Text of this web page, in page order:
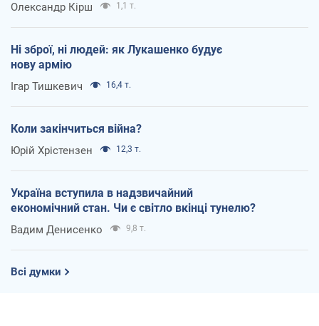
Олександр Кірш 1,1 т.
Ні зброї, ні людей: як Лукашенко будує
нову армію
Ігар Тишкевич 16,4 т.
Коли закінчиться війна?
Юрій Хрістензен 12,3 т.
Україна вступила в надзвичайний
економічний стан. Чи є світло вкінці тунелю?
Вадим Денисенко 9,8 т.
Всі думки